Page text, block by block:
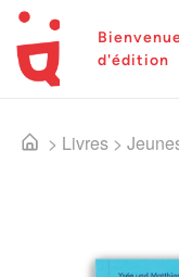
d'édition
> Livres >